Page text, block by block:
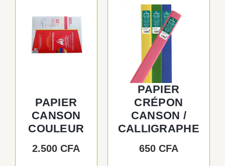
PAPIER
CANSON
COULEUR
2.500CFA
PAPIER
CRÉPON
CANSON /
CALLIGRAPHE
650 CFA